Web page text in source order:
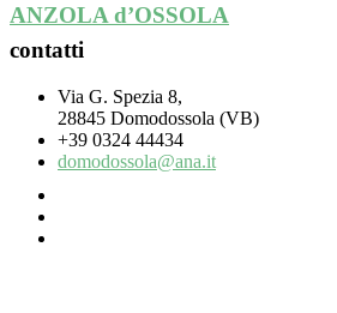
ANZOLA d’OSSOLA
contatti
Via G. Spezia 8,
28845 Domodossola (VB)
+39 0324 44434
domodossola@ana.it